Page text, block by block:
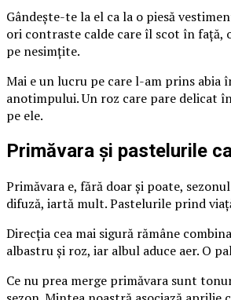
Gândește-te la el ca la o piesă
ori contraste calde care îl scot în față,
pe nesimțite.
Mai e un lucru pe care l-am prins abia
anotimpului. Un roz care pare delicat
pe ele.
Primăvara și pastelurile
Primăvara e, fără doar și poate,
difuză, iartă mult. Pastelurile prind
Direcția cea mai sigură rămâne
albastru și roz, iar albul aduce aer. O
Ce nu prea merge primăvara sunt